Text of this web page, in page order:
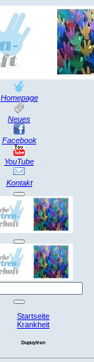
Homepage
Neues
Facebook
YouTube
Kontakt
Startseite
Krankheit
Dupuytren